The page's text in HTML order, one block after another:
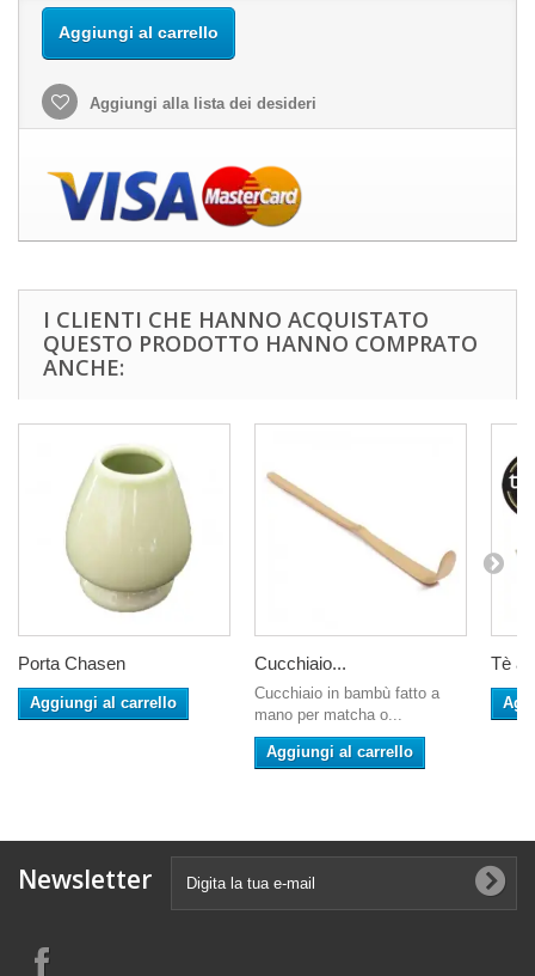
Aggiungi al carrello
Aggiungi alla lista dei desideri
I CLIENTI CHE HANNO ACQUISTATO
QUESTO PRODOTTO HANNO COMPRATO
ANCHE:
Porta Chasen
Aggiungi al carrello
Cucchiaio...
Cucchiaio in bambù fatto a
mano per matcha o...
Aggiungi al carrello
Tè
Newsletter